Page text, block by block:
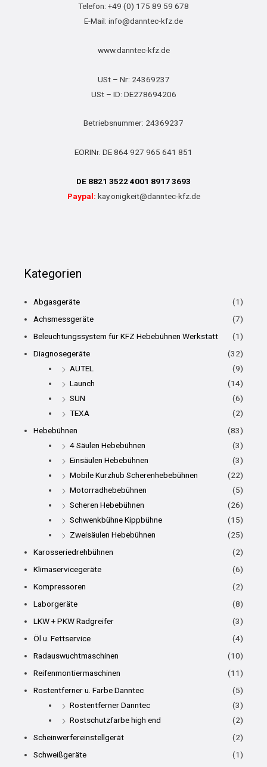
Telefon: +49 (0) 175 89 59 678
E-Mail: info@danntec-kfz.de
www.danntec-kfz.de
USt – Nr: 24369237
USt – ID: DE278694206
Betriebsnummer: 24369237
EORINr. DE 864 927 965 641 851
DE 8821 3522 4001 8917 3693
Paypal: kay.onigkeit@danntec-kfz.de
Kategorien
Abgasgeräte
(1)
Achsmessgeräte
(7)
Beleuchtungssystem für KFZ Hebebühnen Werkstatt
(1)
Diagnosegeräte
(32)
AUTEL
(9)
Launch
(14)
SUN
(6)
TEXA
(2)
Hebebühnen
(83)
4 Säulen Hebebühnen
(3)
Einsäulen Hebebühnen
(3)
Mobile Kurzhub Scherenhebebühnen
(22)
Motorradhebebühnen
(5)
Scheren Hebebühnen
(26)
Schwenkbühne Kippbühne
(15)
Zweisäulen Hebebühnen
(25)
Karosseriedrehbühnen
(2)
Klimaservicegeräte
(6)
Kompressoren
(2)
Laborgeräte
(8)
LKW + PKW Radgreifer
(3)
Öl u. Fettservice
(4)
Radauswuchtmaschinen
(10)
Reifenmontiermaschinen
(11)
Rostentferner u. Farbe Danntec
(5)
Rostentferner Danntec
(3)
Rostschutzfarbe high end
(2)
Scheinwerfereinstellgerät
(2)
Schweißgeräte
(1)